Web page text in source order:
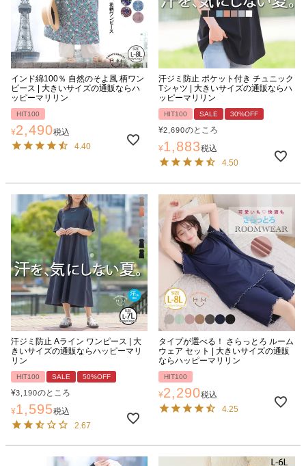
インド綿100％ 自然のそよ風 柄ワン
ピース | 大きいサイズの通販ならハ
ッピーマリリン
HIT100
¥2,490税込
4.40
汗ジミ防止 ポケット付き チュニック
Tシャツ | 大きいサイズの通販ならハ
ッピーマリリン
HIT100 SALE 30%OFF
¥2,690のところ
¥1,883税込
4.50
汗ジミ防止 Aライン ワンピース | 大
きいサイズの通販ならハッピーマリ
リン
HIT100 SALE 50%OFF
¥3,190のところ
¥1,595税込
2.67
タイプが選べる！ さらっとろ ルーム
ウェア セット | 大きいサイズの通販
ならハッピーマリリン
HIT100
¥2,290税込
4.25